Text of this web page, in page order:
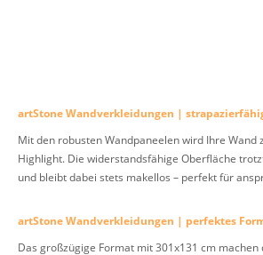
artStone Wandverkleidungen |
Mit den robusten Wandpaneelen wird Ihre Wand
Highlight. Die widerstandsfähige Oberfläche
und bleibt dabei stets makellos – perfekt für
artStone Wandverkleidungen | perfektes
Das großzügige Format mit 301x131 cm machen